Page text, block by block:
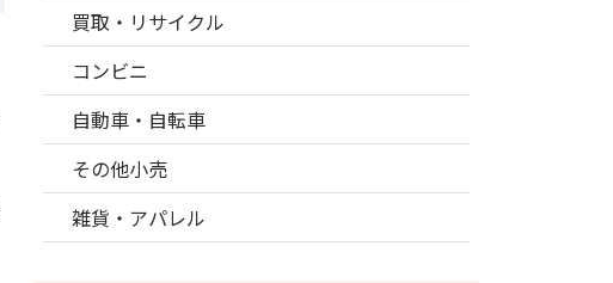
買取・リサイクル
コンビニ
自動車・自転車
その他小売
雑貨・アパレル